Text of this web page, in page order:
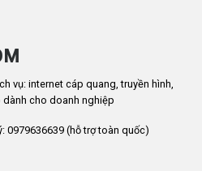
vụ: internet cáp quang, truyền hình,
cho doanh nghiệp
0979636639 (hỗ trợ toàn quốc)